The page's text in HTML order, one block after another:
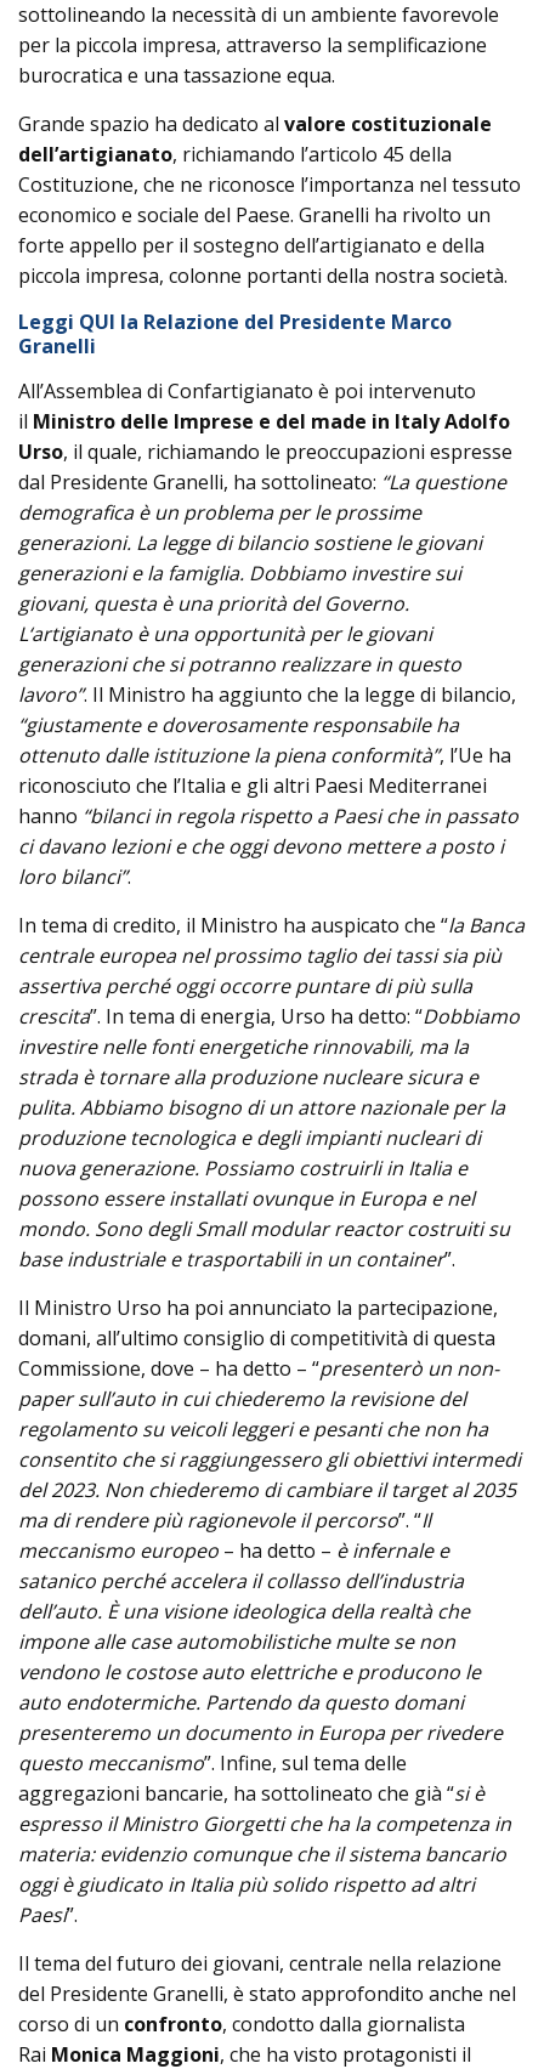
sottolineando la necessità di un ambiente favorevole
per la piccola impresa, attraverso la semplificazione
burocratica e una tassazione equa.
Grande spazio ha dedicato al valore costituzionale
dell’artigianato, richiamando l’articolo 45 della
Costituzione, che ne riconosce l’importanza nel tessuto
economico e sociale del Paese. Granelli ha rivolto un
forte appello per il sostegno dell’artigianato e della
piccola impresa, colonne portanti della nostra società.
Leggi QUI la Relazione del Presidente Marco
Granelli
All’Assemblea di Confartigianato è poi intervenuto
il Ministro delle Imprese e del made in Italy Adolfo
Urso, il quale, richiamando le preoccupazioni espresse
dal Presidente Granelli, ha sottolineato: “La questione
demografica è un problema per le prossime
generazioni. La legge di bilancio sostiene le giovani
generazioni e la famiglia. Dobbiamo investire sui
giovani, questa è una priorità del Governo.
L‘artigianato è una opportunità per le giovani
generazioni che si potranno realizzare in questo
lavoro”. Il Ministro ha aggiunto che la legge di bilancio,
“giustamente e doverosamente responsabile ha
ottenuto dalle istituzione la piena conformità”, l’Ue ha
riconosciuto che l’Italia e gli altri Paesi Mediterranei
hanno “bilanci in regola rispetto a Paesi che in passato
ci davano lezioni e che oggi devono mettere a posto i
loro bilanci”.
In tema di credito, il Ministro ha auspicato che “la Banca
centrale europea nel prossimo taglio dei tassi sia più
assertiva perché oggi occorre puntare di più sulla
crescita”. In tema di energia, Urso ha detto: “Dobbiamo
investire nelle fonti energetiche rinnovabili, ma la
strada è tornare alla produzione nucleare sicura e
pulita. Abbiamo bisogno di un attore nazionale per la
produzione tecnologica e degli impianti nucleari di
nuova generazione. Possiamo costruirli in Italia e
possono essere installati ovunque in Europa e nel
mondo. Sono degli Small modular reactor costruiti su
base industriale e trasportabili in un container”.
Il Ministro Urso ha poi annunciato la partecipazione,
domani, all’ultimo consiglio di competitività di questa
Commissione, dove – ha detto – “presenterò un non-
paper sull’auto in cui chiederemo la revisione del
regolamento su veicoli leggeri e pesanti che non ha
consentito che si raggiungessero gli obiettivi intermedi
del 2023. Non chiederemo di cambiare il target al 2035
ma di rendere più ragionevole il percorso”. “Il
meccanismo europeo – ha detto – è infernale e
satanico perché accelera il collasso dell’industria
dell’auto. È una visione ideologica della realtà che
impone alle case automobilistiche multe se non
vendono le costose auto elettriche e producono le
auto endotermiche. Partendo da questo domani
presenteremo un documento in Europa per rivedere
questo meccanismo”. Infine, sul tema delle
aggregazioni bancarie, ha sottolineato che già “si è
espresso il Ministro Giorgetti che ha la competenza in
materia: evidenzio comunque che il sistema bancario
oggi è giudicato in Italia più solido rispetto ad altri
Paesi”.
Il tema del futuro dei giovani, centrale nella relazione
del Presidente Granelli, è stato approfondito anche nel
corso di un confronto, condotto dalla giornalista
Rai Monica Maggioni, che ha visto protagonisti il